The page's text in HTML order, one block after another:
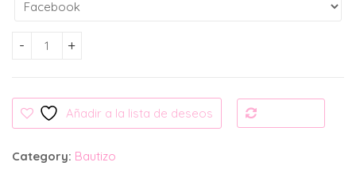
Invitación Digital: Angelito Bautizo cantidad
Añadir a la lista de deseos
Category: Bautizo